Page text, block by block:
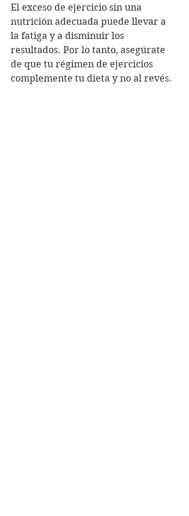
El exceso de ejercicio sin una
nutrición adecuada puede llevar a
la fatiga y a disminuir los
resultados. Por lo tanto, asegúrate
de que tu régimen de ejercicios
complemente tu dieta y no al revés.